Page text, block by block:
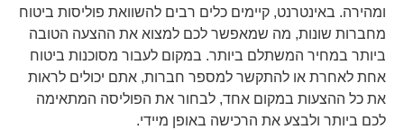
ומהירה. באינטרנט, קיימים כלים רבים להשוואת פוליסות ביטוח
מחברות שונות, מה שמאפשר לכם למצוא את ההצעה הטובה
ביותר במחיר המשתלם ביותר. במקום לעבור מסוכנות ביטוח
אחת לאחרת או להתקשר למספר חברות, אתם יכולים לראות
את כל ההצעות במקום אחד, לבחור את הפוליסה המתאימה
לכם ביותר ולבצע את הרכישה באופן מיידי.